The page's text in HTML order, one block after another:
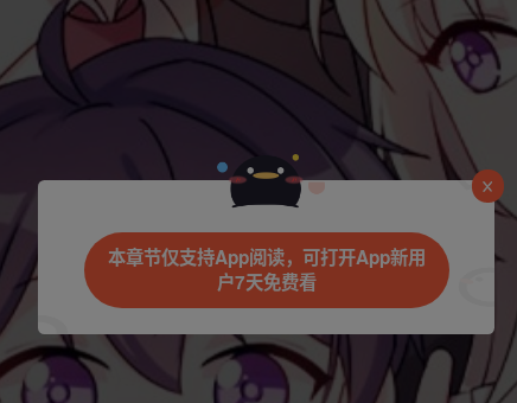
本章节仅支持App阅读，可打开App新用
户7天免费看
是否前往腾漫App继续阅读
立即前往